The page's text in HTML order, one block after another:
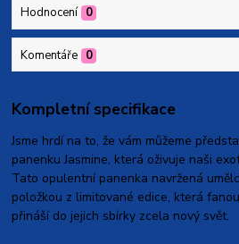
Hodnocení 0
Komentáře 0
Kompletní specifikace
Jsme hrdí na to, že vám můžeme
panenku Jasmine, která oživuje naši
Tato opulentní panenka navržená
položkou z limitované edice, která
přináší do jejich sbírky zcela nový svět.